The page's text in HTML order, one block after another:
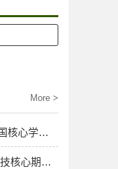
More >
术期刊”
期刊！